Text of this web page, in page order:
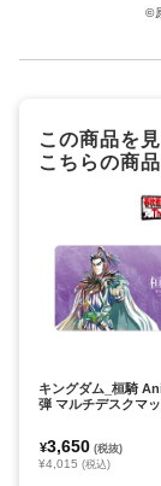
©
この商品を
こちらの商
キングダム_桓騎
弾 マルチデスクマッ
¥3,650 (税抜)
¥4,015 (税込)